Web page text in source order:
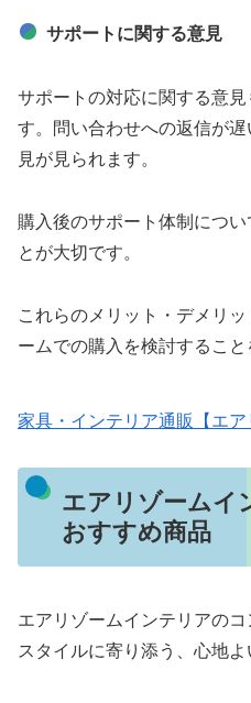
サポートに関する意見
サポートの対応に関する意
す。問い合わせへの返信が
見が見られます。
購入後のサポート体制につ
とが大切です。
これらのメリット・デメリ
ームでの購入を検討すること
家具・インテリア通販【エア
エアリゾームイ
おすすめ商品
エアリゾームインテリアの
スタイルに寄り添う、心地よ